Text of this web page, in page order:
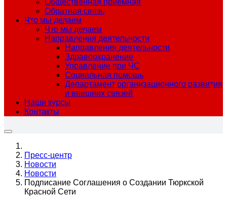
Общественная приёмная
Обратная связь
Что мы делаем
Что мы делаем
Направления деятельности
Направления деятельности
Здравоохранение
Управление при ЧС
Социальная помощь
Департамент организационного развития
и внешних связей
Наши курсы
Контакты
Пресс-центр
Новости
Новости
Подписание Соглашения о Создании Тюркской
Красной Сети